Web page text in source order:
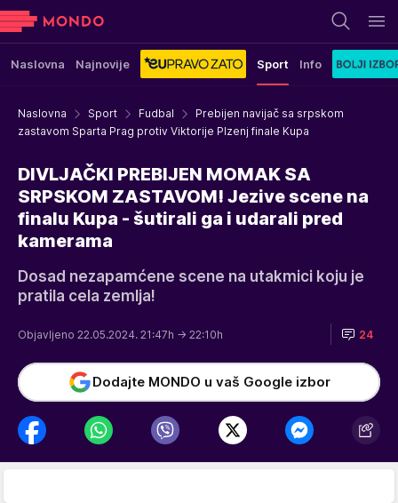
Naslovna Najnovije Sport Info
Naslovna Sport Fudbal
Prebijen navijač sa srpskom
zastavom Sparta Prag protiv Viktorije Plzenj finale Kupa
DIVLJAČKI PREBIJEN MOMAK SA
SRPSKOM ZASTAVOM! Jezive scene na
finalu Kupa - šutirali ga i udarali pred
kamerama
Dosad nezapamćene scene na utakmici koju je
pratila cela zemlja!
Objavljeno 22.05.2024. 21:47h → 22:10h 24
Dodajte MONDO u vaš Google izbor